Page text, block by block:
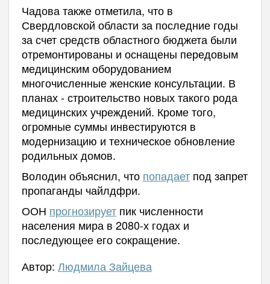
Чадова также отметила, что в
Свердловской области за последние годы
за счет средств областного бюджета были
отремонтированы и оснащены передовым
медицинским оборудованием
многочисленные женские консультации. В
планах - строительство новых такого рода
медицинских учреждений. Кроме того,
огромные суммы инвестируются в
модернизацию и техническое обновление
родильных домов.
Володин объяснил, что попадаетпод запрет
пропаганды чайлдфри.
ООН прогнозируетпик численности
населения мира в 2080-х годах и
последующее его сокращение.
Автор: Людмила Зайцева